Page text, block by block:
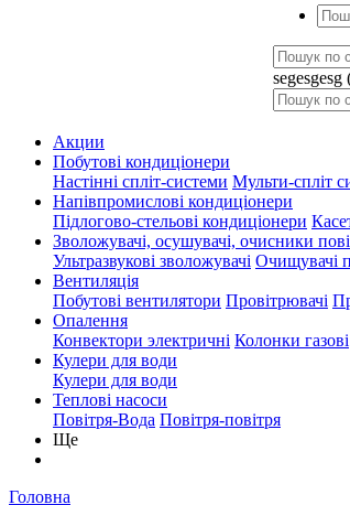
segesgesg
Акции
Побутові кондиціонери
Настінні спліт-системи Мульти-спліт
Напівпромислові кондиціонери
Підлогово-стельові кондиціонери
Зволожувачі, осушувачі, очисники
Ультразвукові зволожувачі Очищувачі
Вентиляція
Побутові вентилятори Провітрювачі
Опалення
Конвектори электричні Колонки газові
Кулери для води
Кулери для води
Теплові насоси
Повітря-Вода Повітря-повітря
Ще
Головна